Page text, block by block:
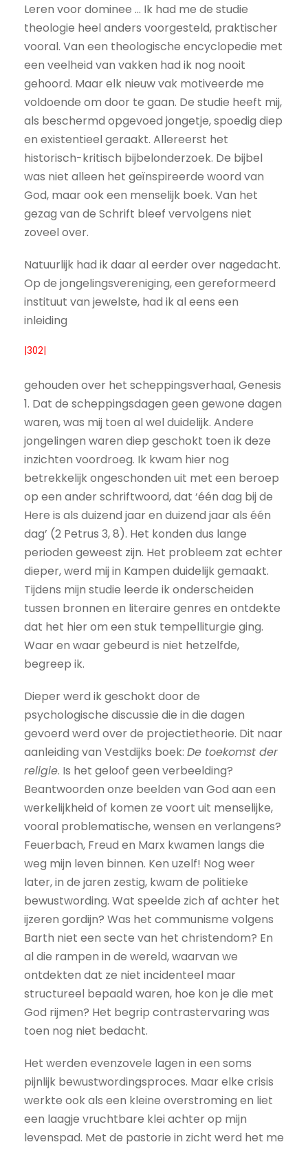
Leren voor dominee ... Ik had me de studie
theologie heel anders voorgesteld, praktischer
vooral. Van een theologische encyclopedie met
een veelheid van vakken had ik nog nooit
gehoord. Maar elk nieuw vak motiveerde me
voldoende om door te gaan. De studie heeft mij,
als beschermd opgevoed jongetje, spoedig diep
en existentieel geraakt. Allereerst het
historisch-kritisch bijbelonderzoek. De bijbel
was niet alleen het geïnspireerde woord van
God, maar ook een menselijk boek. Van het
gezag van de Schrift bleef vervolgens niet
zoveel over.
Natuurlijk had ik daar al eerder over nagedacht.
Op de jongelingsvereniging, een gereformeerd
instituut van jewelste, had ik al eens een
inleiding
|302|
gehouden over het scheppingsverhaal, Genesis
1. Dat de scheppingsdagen geen gewone dagen
waren, was mij toen al wel duidelijk. Andere
jongelingen waren diep geschokt toen ik deze
inzichten voordroeg. Ik kwam hier nog
betrekkelijk ongeschonden uit met een beroep
op een ander schriftwoord, dat ‘één dag bij de
Here is als duizend jaar en duizend jaar als één
dag’ (2 Petrus 3, 8). Het konden dus lange
perioden geweest zijn. Het probleem zat echter
dieper, werd mij in Kampen duidelijk gemaakt.
Tijdens mijn studie leerde ik onderscheiden
tussen bronnen en literaire genres en ontdekte
dat het hier om een stuk tempelliturgie ging.
Waar en waar gebeurd is niet hetzelfde,
begreep ik.
Dieper werd ik geschokt door de
psychologische discussie die in die dagen
gevoerd werd over de projectietheorie. Dit naar
aanleiding van Vestdijks boek: De toekomst der
religie. Is het geloof geen verbeelding?
Beantwoorden onze beelden van God aan een
werkelijkheid of komen ze voort uit menselijke,
vooral problematische, wensen en verlangens?
Feuerbach, Freud en Marx kwamen langs die
weg mijn leven binnen. Ken uzelf! Nog weer
later, in de jaren zestig, kwam de politieke
bewustwording. Wat speelde zich af achter het
ijzeren gordijn? Was het communisme volgens
Barth niet een secte van het christendom? En
al die rampen in de wereld, waarvan we
ontdekten dat ze niet incidenteel maar
structureel bepaald waren, hoe kon je die met
God rijmen? Het begrip contrastervaring was
toen nog niet bedacht.
Het werden evenzovele lagen in een soms
pijnlijk bewustwordingsproces. Maar elke crisis
werkte ook als een kleine overstroming en liet
een laagje vruchtbare klei achter op mijn
levenspad. Met de pastorie in zicht werd het me